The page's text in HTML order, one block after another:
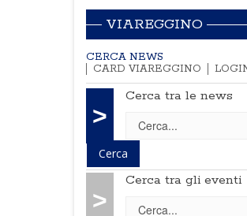
VIAREGGINO
CERCA NEWS
CARD VIAREGGINO
>
Cerca tra le news
>
Cerca tra gli eventi